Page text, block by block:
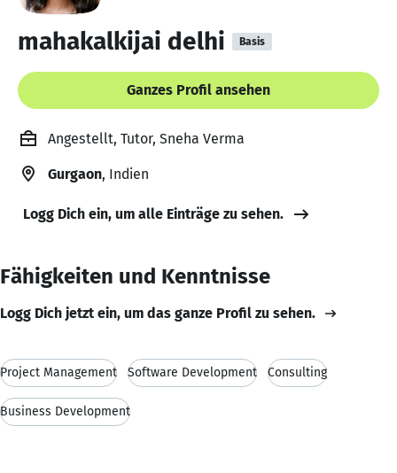
mahakalkijai delhi Basis
Ganzes Profil ansehen
Angestellt, Tutor, Sneha Verma
Gurgaon, Indien
Logg Dich ein, um alle Einträge zu sehen.
Fähigkeiten und Kenntnisse
Logg Dich jetzt ein, um das ganze Profil zu sehen.
Project Management Software Development Consulting
Business Development